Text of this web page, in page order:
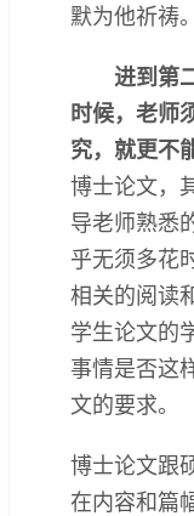
默为他祈祷。
进到第
时候，老师
究，就更不
博士论文，
导老师熟悉
乎无须多花
相关的阅读
学生论文的
事情是否这
文的要求。
博士论文跟
在内容和篇